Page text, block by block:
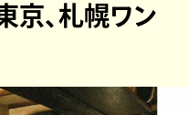
京、札幌ワン